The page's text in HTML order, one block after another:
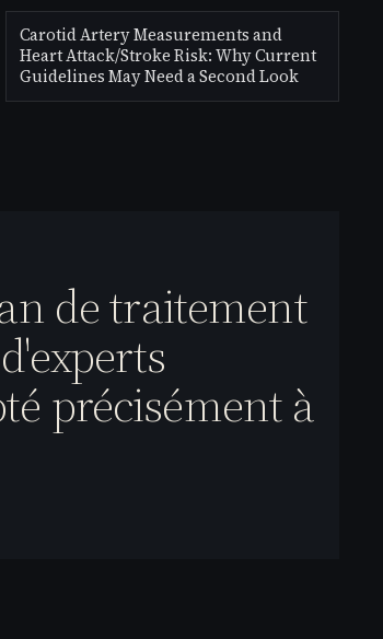
Carotid Artery Measurements and
Heart Attack/Stroke Risk: Why Current
Guidelines May Need a Second Look
de traitement
précisément à